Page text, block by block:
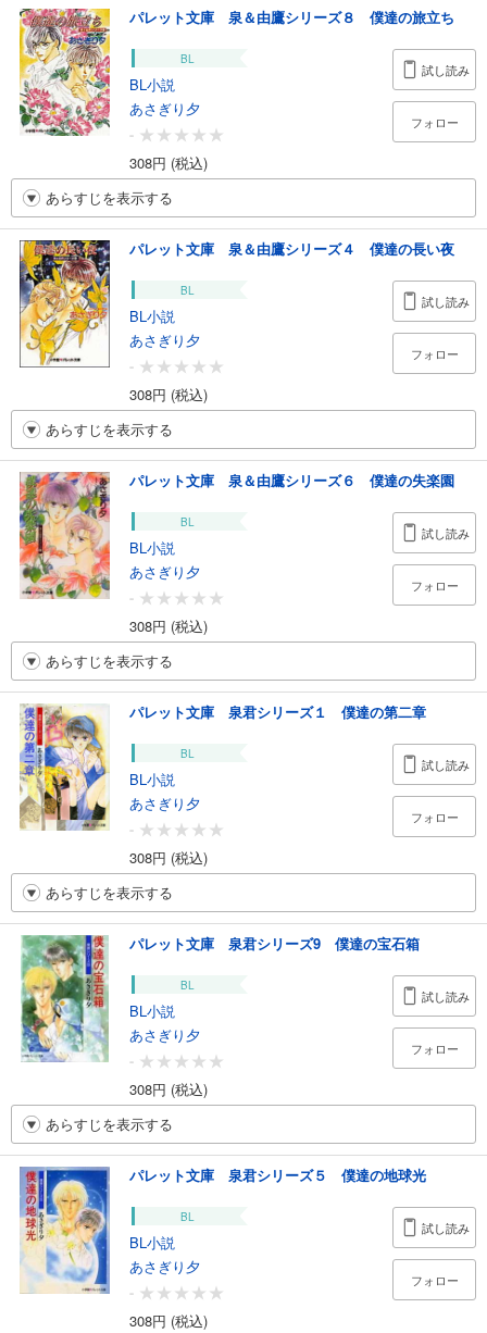
パレット文庫 泉＆由鷹シリーズ８ 僕達の旅立ち
BL
BL小説
あさぎり夕
-
308円 (税込)
試し読み
フォロー
あらすじを表示する
パレット文庫 泉＆由鷹シリーズ４ 僕達の長い夜
BL
BL小説
あさぎり夕
-
308円 (税込)
試し読み
フォロー
あらすじを表示する
パレット文庫 泉＆由鷹シリーズ６ 僕達の失楽園
BL
BL小説
あさぎり夕
-
308円 (税込)
試し読み
フォロー
あらすじを表示する
パレット文庫 泉君シリーズ１ 僕達の第二章
BL
BL小説
あさぎり夕
-
308円 (税込)
試し読み
フォロー
あらすじを表示する
パレット文庫 泉君シリーズ9 僕達の宝石箱
BL
BL小説
あさぎり夕
-
308円 (税込)
試し読み
フォロー
あらすじを表示する
パレット文庫 泉君シリーズ５ 僕達の地球光
BL
BL小説
あさぎり夕
-
308円 (税込)
試し読み
フォロー